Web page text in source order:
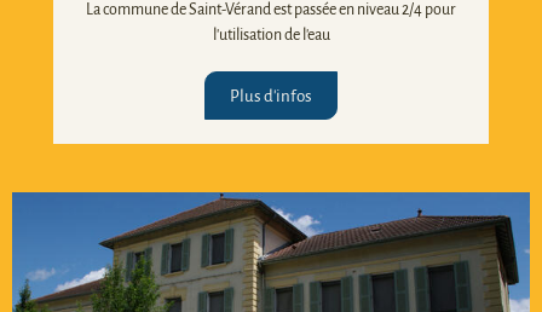
La commune de Saint-Vérand est passée en niveau 2/4 pour
l'utilisation de l'eau
Plus d'infos